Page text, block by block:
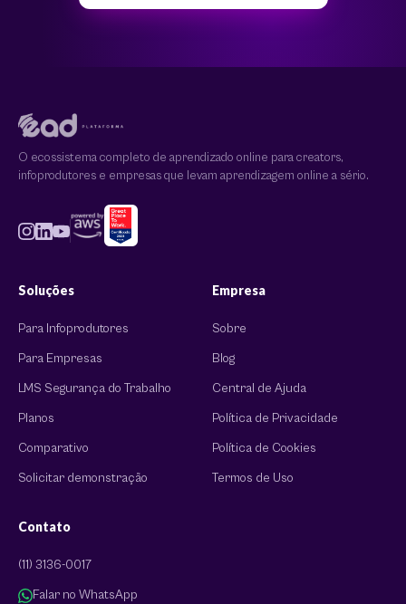
O ecossistema completo de aprendizado online para creators,
infoprodutores e empresas que levam aprendizagem online a sério.
Soluções
Para Infoprodutores
Para Empresas
LMS Segurança do Trabalho
Planos
Comparativo
Solicitar demonstração
Empresa
Sobre
Blog
Central de Ajuda
Política de Privacidade
Política de Cookies
Termos de Uso
Contato
(11) 3136-0017
Falar no WhatsApp